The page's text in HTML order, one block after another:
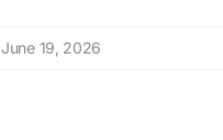
June 19, 2026